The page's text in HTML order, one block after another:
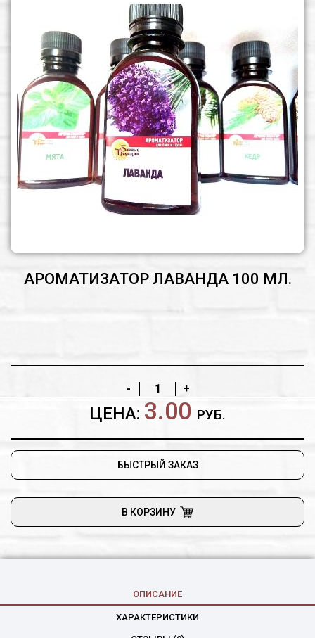
АРОМАТИЗАТОР ЛАВАНДА 100 МЛ.
+
-
ЦЕНА: 3.00 РУБ.
БЫСТРЫЙ ЗАКАЗ
В КОРЗИНУ
ОПИСАНИЕ
ХАРАКТЕРИСТИКИ